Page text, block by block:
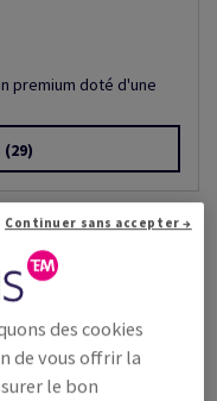
premium doté d'une
(29)
des cookies
de vous offrir la
le bon
Continuer sans accepter →